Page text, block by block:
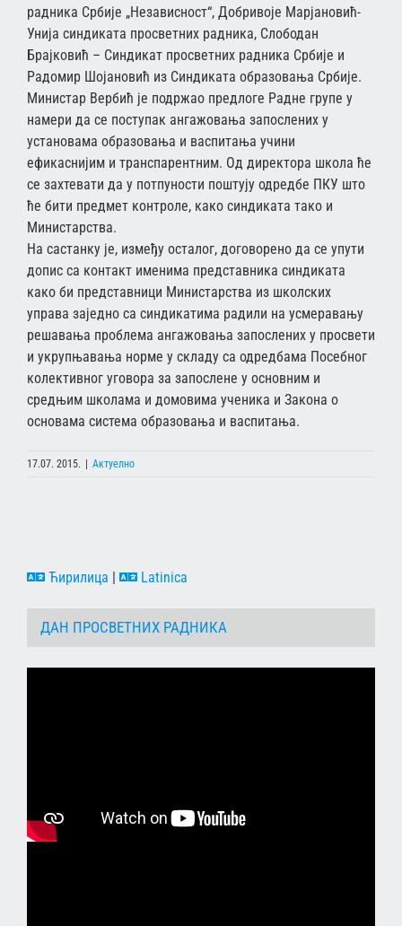
радника Србије „Независност“, Добривоје Марјановић-
Унија синдиката просветних радника, Слободан
Брајковић – Синдикат просветних радника Србије и
Радомир Шојановић из Синдиката образовања Србије.
Министар Вербић је подржао предлоге Радне групе у
намери да се поступак ангажовања запослених у
установама образовања и васпитања учини
ефикаснијим и транспарентним. Од директора школа ће
се захтевати да у потпуности поштују одредбе ПКУ што
ће бити предмет контроле, како синдиката тако и
Министарства.
На састанку је, између осталог, договорено да се упути
допис са контакт именима представника синдиката
како би представници Министарства из школских
управа заједно са синдикатима радили на усмеравању
решавања проблема ангажовања запослених у просвети
и укрупњавања норме у складу са одредбама Посебног
колективног уговора за запослене у основним и
средњим школама и домовима ученика и Закона о
основама система образовања и васпитања.
17.07. 2015. | Актуелно
Ћирилица | Latinica
ДАН ПРОСВЕТНИХ РАДНИКА